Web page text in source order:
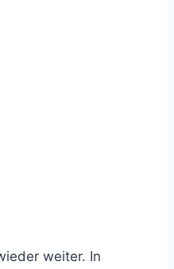
weiter. In